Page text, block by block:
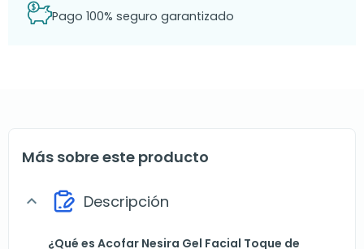
Pago 100% seguro garantizado
Más sobre este producto
expand_more Descripción
¿Qué es Acofar Nesira Gel Facial Toque de